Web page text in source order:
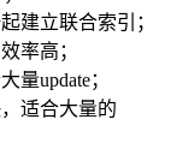
建立联合索引；
率高；
量update；
适合大量的